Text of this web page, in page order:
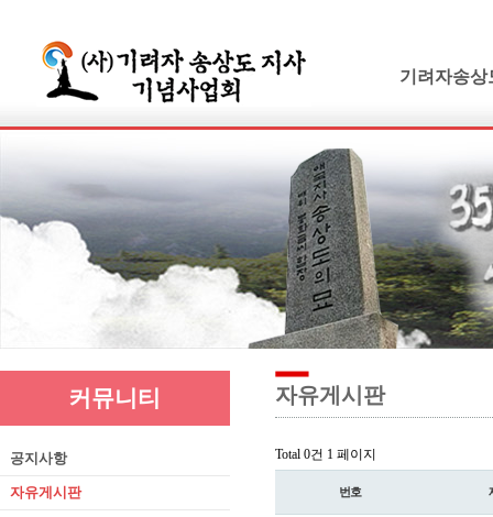
기려자송상
연보 및 가계
기려수필집
생애와사상
유묵과유품
연혁지
추모의글
커뮤니티
공지사항
자유게시판
자유게시판
Total 0건 1 페이지
번호